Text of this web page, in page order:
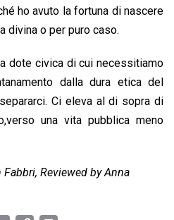
ho avuto la fortuna di nascere
divina o per puro caso.
dote civica di cui necessitiamo
dalla dura etica del
Ci eleva al di sopra di
una vita pubblica meno
Reviewed by Anna